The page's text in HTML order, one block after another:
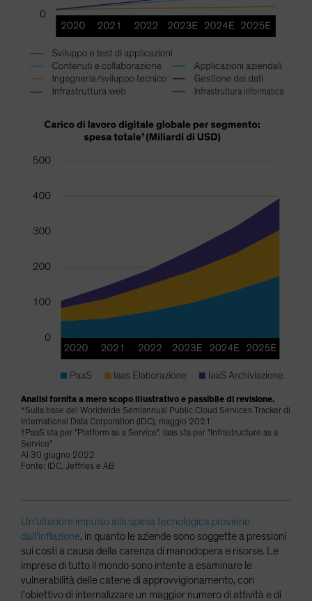
Analisi fornita a mero scopo illustrativo e passibile di revisione.
*Sulla base del Worldwide Semiannual Public Cloud Services Tracker di
International Data Corporation (IDC), maggio 2021
†PaaS sta per "Platform as a Service". Iaas sta per "Infrastructure as a
Service"
Al 30 giugno 2022
Fonte: IDC, Jeffries e AB
Un'ulteriore impulso alla spesa tecnologica proviene
dall'inflazione, in quanto le aziende sono soggette a pressioni
sui costi a causa della carenza di manodopera e risorse. Le
imprese di tutto il mondo sono intente a esaminare le
vulnerabilità delle catene di approvvigionamento, con
l'obiettivo di internalizzare un maggior numero di attività e di